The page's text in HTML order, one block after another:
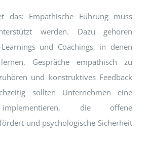
das: Empathische Führung muss
werden. Dazu gehören
und Coachings, in denen
Gespräche empathisch zu
und konstruktives Feedback
sollten Unternehmen eine
die offene
und psychologische Sicherheit